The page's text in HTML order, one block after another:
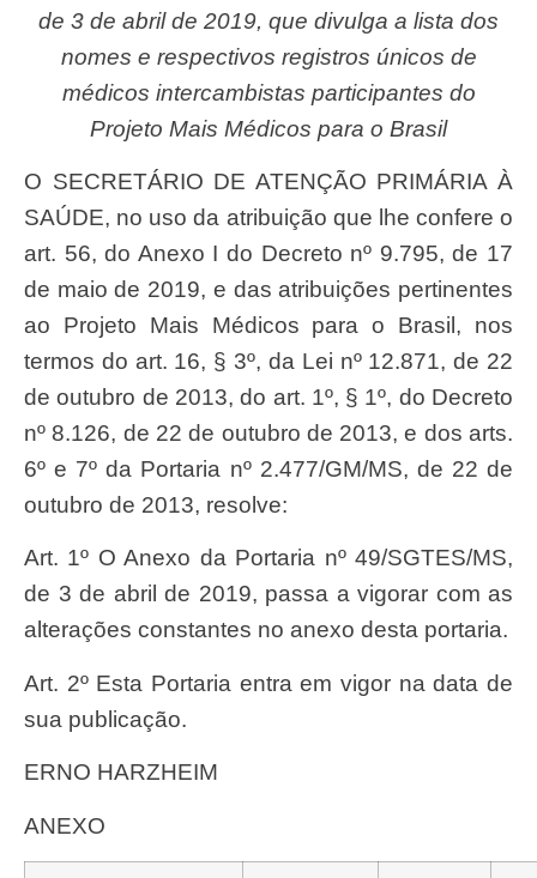
de 3 de abril de 2019, que divulga a lista dos
nomes e respectivos registros únicos de
médicos intercambistas participantes do
Projeto Mais Médicos para o Brasil
O SECRETÁRIO DE ATENÇÃO PRIMÁRIA À
SAÚDE, no uso da atribuição que lhe confere o
art. 56, do Anexo I do Decreto nº 9.795, de 17
de maio de 2019, e das atribuições pertinentes
ao Projeto Mais Médicos para o Brasil, nos
termos do art. 16, § 3º, da Lei nº 12.871, de 22
de outubro de 2013, do art. 1º, § 1º, do Decreto
nº 8.126, de 22 de outubro de 2013, e dos arts.
6º e 7º da Portaria nº 2.477/GM/MS, de 22 de
outubro de 2013, resolve:
Art. 1º O Anexo da Portaria nº 49/SGTES/MS,
de 3 de abril de 2019, passa a vigorar com as
alterações constantes no anexo desta portaria.
Art. 2º Esta Portaria entra em vigor na data de
sua publicação.
ERNO HARZHEIM
ANEXO